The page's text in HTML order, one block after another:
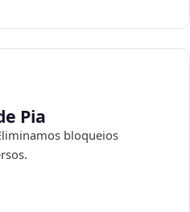
Pia
bloqueios